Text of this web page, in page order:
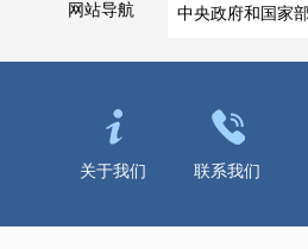
网站导航 中央政府和国家
关于我们 联系我们